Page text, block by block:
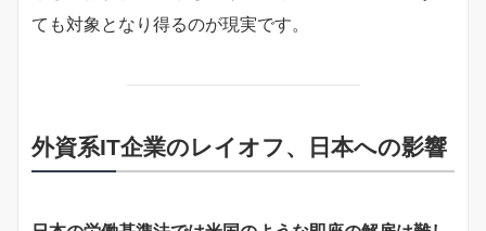
ても対象となり得るのが現実です。
外資系IT企業のレイオフ、日本への影響